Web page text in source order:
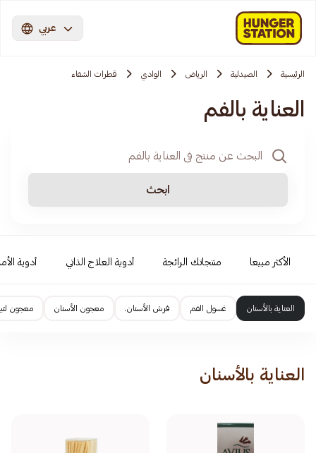
عربي
الرئيسية الصيدلية الرياض الوادي قطرات الشفاء
العناية بالفم
ابحث
الأكثر مبيعا منتجاتك الرائجة أدوية العلاج الذاتي أدوية
العناية بالأسنان غسول الفم فرش الأسنان. معجون الأسنان معجون
العناية بالأسنان